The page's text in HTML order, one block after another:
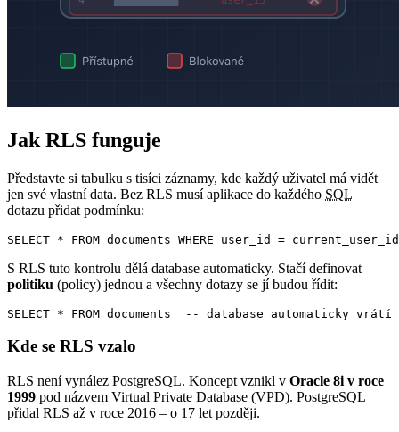
Jak RLS funguje
Představte si tabulku s tisíci záznamy, kde každý uživatel má vidět
jen své vlastní data. Bez RLS musí aplikace do každého SQL
dotazu přidat podmínku:
SELECT * FROM documents WHERE user_id = current_user_id
S RLS tuto kontrolu dělá database automaticky. Stačí definovat
politiku (policy) jednou a všechny dotazy se jí budou řídit:
SELECT * FROM documents  -- database automaticky
Kde se RLS vzalo
RLS není vynález PostgreSQL. Koncept vznikl v Oracle 8i v roce
1999 pod názvem Virtual Private Database (VPD). PostgreSQL
přidal RLS až v roce 2016 – o 17 let později.